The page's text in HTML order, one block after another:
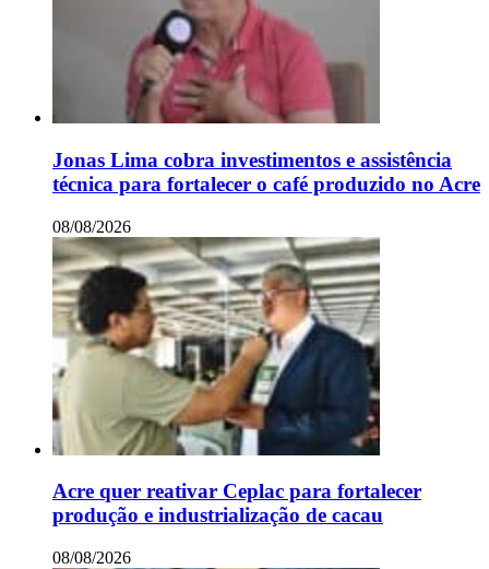
Jonas Lima cobra investimentos e assistência
técnica para fortalecer o café produzido no Acre
08/08/2026
Acre quer reativar Ceplac para fortalecer
produção e industrialização de cacau
08/08/2026